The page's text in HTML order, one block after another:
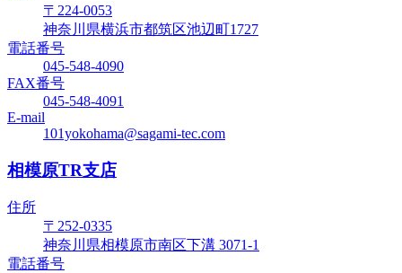
〒224-0053
神奈川県横浜市都筑区池辺町1727
電話番号
045-548-4090
FAX番号
045-548-4091
E-mail
101yokohama@sagami-tec.com
相模原TR支店
住所
〒252-0335
神奈川県相模原市南区下溝 3071-1
電話番号